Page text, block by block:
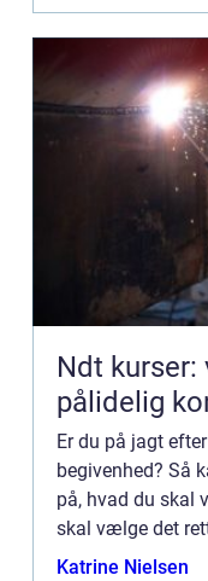
Ndt kurser:
pålidelig
Er du på jagt
begivenhed? Så
på, hvad du skal
skal vælge det
begivenhed. Vi
Katrine Nielsen